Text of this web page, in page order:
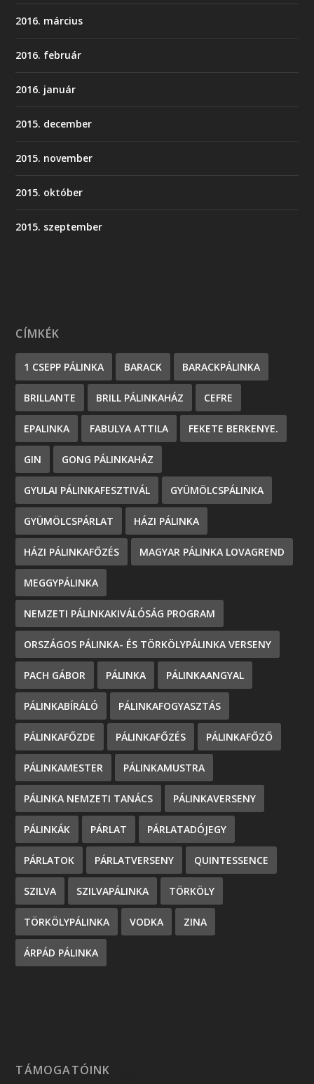
2016. március
2016. február
2016. január
2015. december
2015. november
2015. október
2015. szeptember
CÍMKÉK
1 CSEPP PÁLINKA BARACK BARACKPÁLINKA
BRILLANTE BRILL PÁLINKAHÁZ CEFRE
EPALINKA FABULYA ATTILA FEKETE BERKENYE.
GIN GONG PÁLINKAHÁZ
GYULAI PÁLINKAFESZTIVÁL GYÜMÖLCSPÁLINKA
GYÜMÖLCSPÁRLAT HÁZI PÁLINKA
HÁZI PÁLINKAFŐZÉS MAGYAR PÁLINKA LOVAGREND
MEGGYPÁLINKA
NEMZETI PÁLINKAKIVÁLÓSÁG PROGRAM
ORSZÁGOS PÁLINKA- ÉS TÖRKÖLYPÁLINKA VERSENY
PACH GÁBOR PÁLINKA PÁLINKAANGYAL
PÁLINKABÍRÁLÓ PÁLINKAFOGYASZTÁS
PÁLINKAFŐZDE PÁLINKAFŐZÉS PÁLINKAFŐZŐ
PÁLINKAMESTER PÁLINKAMUSTRA
PÁLINKA NEMZETI TANÁCS PÁLINKAVERSENY
PÁLINKÁK PÁRLAT PÁRLATADÓJEGY
PÁRLATOK PÁRLATVERSENY QUINTESSENCE
SZILVA SZILVAPÁLINKA TÖRKÖLY
TÖRKÖLYPÁLINKA VODKA ZINA
ÁRPÁD PÁLINKA
TÁMOGATÓINK